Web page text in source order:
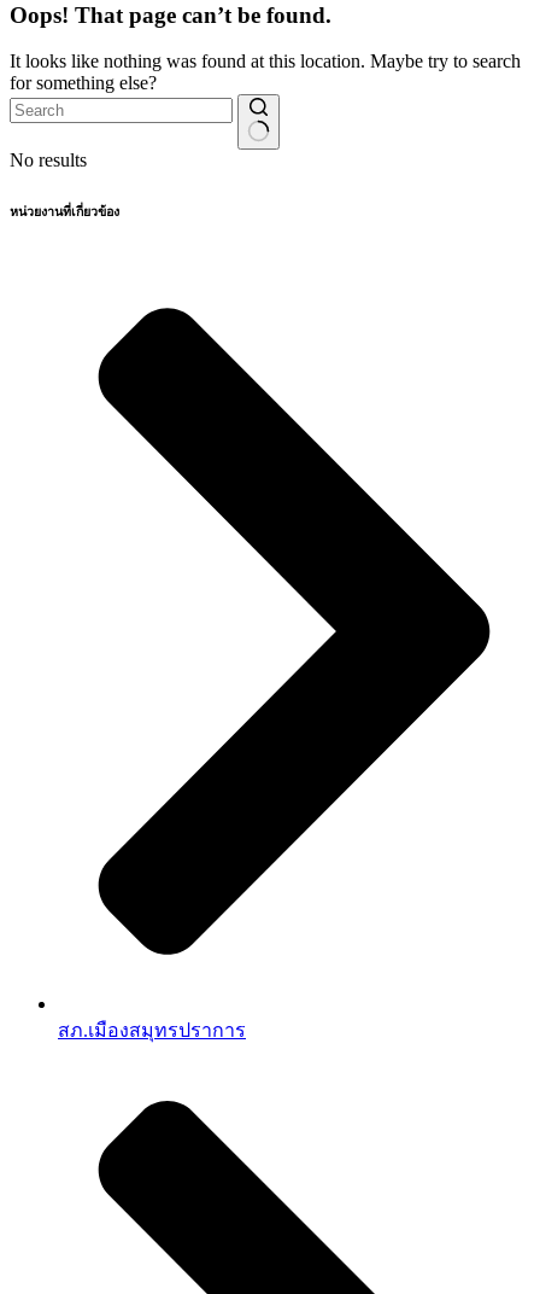
Oops! That page can’t be found.
It looks like nothing was found at this location. Maybe try to search
for something else?
No results
หน่วยงานที่เกี่ยวข้อง
สภ.เมืองสมุทรปราการ